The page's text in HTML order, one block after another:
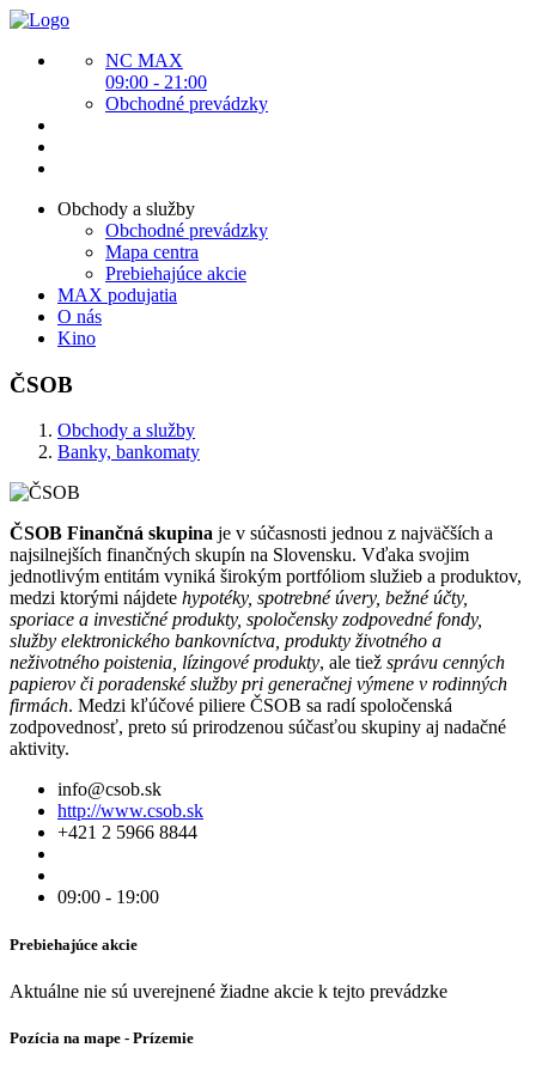
NC MAX
09:00 - 21:00
Obchodné prevádzky
Obchody a služby
Obchodné prevádzky
Mapa centra
Prebiehajúce akcie
MAX podujatia
O nás
Kino
ČSOB
Obchody a služby
Banky, bankomaty
ČSOB Finančná skupina je v súčasnosti jednou z najväčších a
najsilnejších finančných skupín na Slovensku. Vďaka svojim
jednotlivým entitám vyniká širokým portfóliom služieb a produktov,
medzi ktorými nájdete hypotéky, spotrebné úvery, bežné účty,
sporiace a investičné produkty, spoločensky zodpovedné fondy,
služby elektronického bankovníctva, produkty životného a
neživotného poistenia, lízingové produkty, ale tiež správu cenných
papierov či poradenské služby pri generačnej výmene v rodinných
firmách. Medzi kľúčové piliere ČSOB sa radí spoločenská
zodpovednosť, preto sú prirodzenou súčasťou skupiny aj nadačné
aktivity.
info@csob.sk
http://www.csob.sk
+421 2 5966 8844
09:00 - 19:00
Prebiehajúce akcie
Aktuálne nie sú uverejnené žiadne akcie k tejto prevádzke
Pozícia na mape - Prízemie